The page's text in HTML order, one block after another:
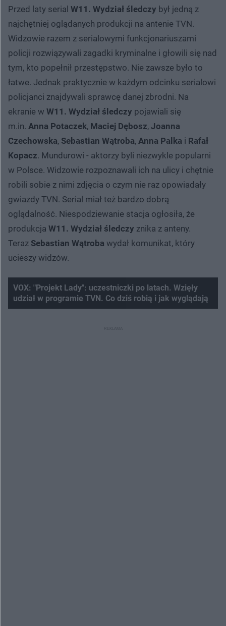
Przed laty serial W11. Wydział śledczy był jedną z
najchętniej oglądanych produkcji na antenie TVN.
Widzowie razem z serialowymi funkcjonariuszami
policji rozwiązywali zagadki kryminalne i głowili się nad
tym, kto popełnił przestępstwo. Nie zawsze było to
łatwe. Jednak praktycznie w każdym odcinku serialowi
policjanci znajdywali sprawcę danej zbrodni. Na
ekranie w W11. Wydział śledczy pojawiali się
m.in. Anna Potaczek, Maciej Dębosz, Joanna
Czechowska, Sebastian Wątroba, Anna Palka i Rafał
Kopacz. Mundurowi - aktorzy byli niezwykle popularni
w Polsce. Widzowie rozpoznawali ich na ulicy i chętnie
robili sobie z nimi zdjęcia o czym nie raz opowiadały
gwiazdy TVN. Serial miał też bardzo dobrą
oglądalność. Niespodziewanie stacja ogłosiła, że
produkcja W11. Wydział śledczy znika z anteny.
Teraz Sebastian Wątroba wydał komunikat, który
ucieszy widzów.
VOX: "Projekt Lady": uczestniczki po latach. Wzięły
udział w programie TVN. Co dziś robią i jak wyglądają